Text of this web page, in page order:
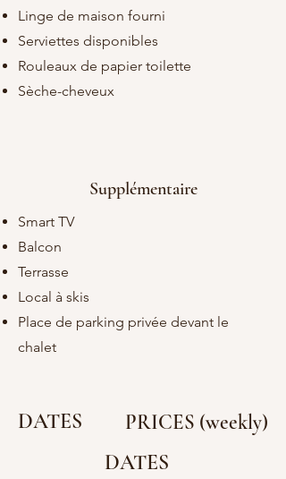
Linge de maison fourni
Serviettes disponibles
Rouleaux de papier toilette
Sèche-cheveux
Supplémentaire
Smart TV
Balcon
Terrasse
Local à skis
Place de parking privée devant le
chalet
DATES PRICES (weekly)
DATES